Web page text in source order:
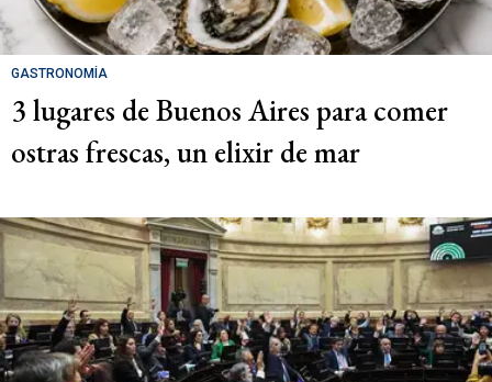
GASTRONOMÍA
3 lugares de Buenos Aires para comer
ostras frescas, un elixir de mar